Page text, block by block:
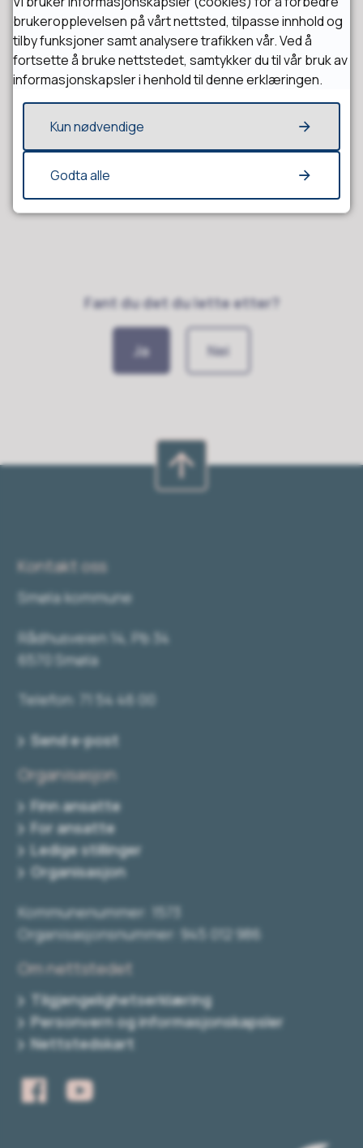
Lovverk, planer og dokumenter
Åpningstider
Fant du det du lette etter?
Ja Nei
Kontakt oss
Smøla kommune
Rådhusveien 14, Pb 34
6570 Smøla
Telefon: 71 54 46 00
Send e-post
Organisasjon
Finn ansatte
For ansatte
Ledige stillinger
Organisasjon
Kommunenummer: 1573
Organisasjonsnummer: 945 012 986
Om nettstedet
Tilgjengelighetserklæring
Personvern og informasjonskapsler
Nettstedskart
brukeropplevelsen på vårt nettsted, tilpasse innhold og
tilby funksjoner samt analysere trafikken vår. Ved å
fortsette å bruke nettstedet, samtykker du til vår bruk av
informasjonskapsler i henhold til denne erklæringen.
Kun nødvendige
Godta alle